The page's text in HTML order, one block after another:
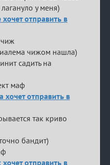
у меня)
отправить в
чижом нашла)
садить на
маф
хочет отправить в
так криво
бандит)
хочет отправить в